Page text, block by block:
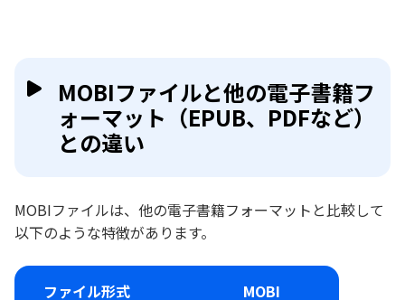
MOBIファイルと他の電子書籍フ
ォーマット（EPUB、PDFなど）
との違い
MOBIファイルは、他の電子書籍フォーマットと比較して
以下のような特徴があります。
ファイル形式 MOBI